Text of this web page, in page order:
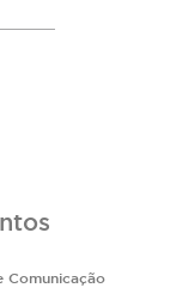
Comunicação